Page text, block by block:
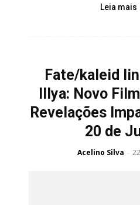
Leia mais
Fate/kaleid
Illya: Novo
Revelações
20 de
Acelino Silva -